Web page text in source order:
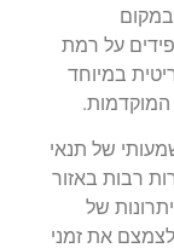
על רמת
במיוחד
המוקדמות.
של תנאי
רבות באזור
של
את זמני